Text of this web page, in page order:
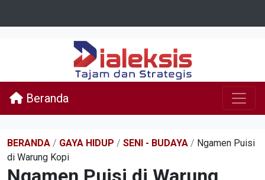
Beranda
BERANDA / GAYA HIDUP / SENI - BUDAYA / Ngamen Puisi
di Warung Kopi